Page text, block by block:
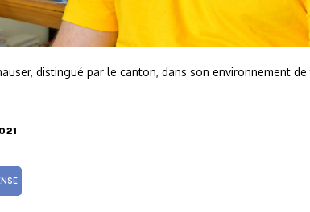
distingué par le canton, dans son environnement